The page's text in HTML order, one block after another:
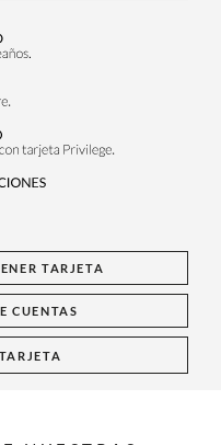
TARJETA
CUENTAS